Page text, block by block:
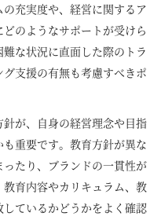
充実度や、経営に関するア
のようなサポートが受けら
な状況に直面した際のトラ
支援の有無も考慮すべきポ
が、自身の経営理念や目指
重要です。教育方針が異な
たり、ブランドの一貫性が
育内容やカリキュラム、教
ているかどうかをよく確認